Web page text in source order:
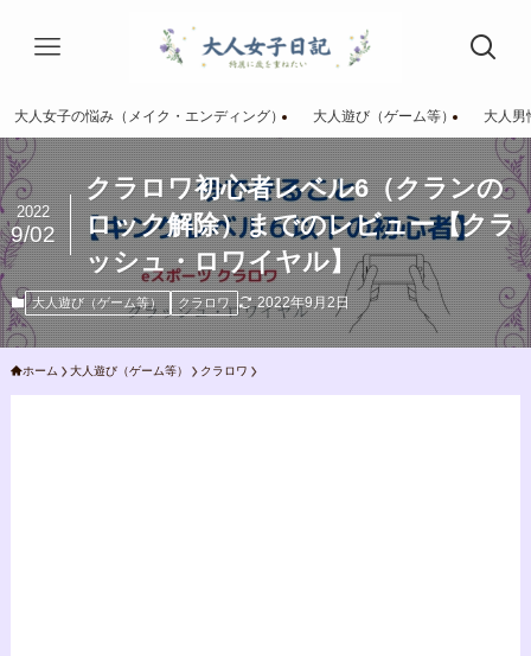
大人女子の悩み（メイク・エンディング） 大人遊び（ゲーム等） 大人男
クラロワ初心者レベル6（クランの
ロック解除）までのレビュー【クラ
ッシュ・ロワイヤル】
2022
9/02
大人遊び（ゲーム等） クラロワ 2022年9月2日
ホーム 大人遊び（ゲーム等） クラロワ